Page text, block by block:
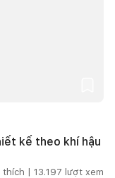
kế theo khí hậu
| 13.197 lượt xem